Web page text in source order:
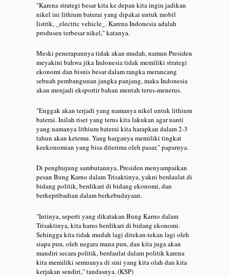
"Karena strategi besar kita ke depan kita ingin jadikan
nikel ini lithium baterai yang dipakai untuk mobil
listrik, _electric vehicle_. Karena Indonesia adalah
produsen terbesar nikel," katanya.
Meski penerapannya tidak akan mudah, namun Presiden
meyakini bahwa jika Indonesia tidak memiliki strategi
ekonomi dan bisnis besar dalam rangka merancang
sebuah pembangunan jangka panjang, maka Indonesia
akan menjadi eksportir bahan mentah terus-menerus.
"Enggak akan terjadi yang namanya nikel untuk lithium
baterai. Inilah riset yang terus kita lakukan agar nanti
yang namanya lithium baterai kita harapkan dalam 2-3
tahun akan ketemu. Yang harganya memiliki tingkat
keekonomian yang bisa diterima oleh pasar," paparnya.
Di penghujung sambutannya, Presiden menyampaikan
pesan Bung Karno dalam Trisaktinya, yakni berdaulat di
bidang politik, berdikari di bidang ekonomi, dan
berkepribadian dalam berkebudayaan.
"Intinya, seperti yang dikatakan Bung Karno dalam
Trisaktinya, kita harus berdikari di bidang ekonomi.
Sehingga kita tidak mudah lagi ditekan-tekan lagi oleh
siapa pun, oleh negara mana pun, dan kita juga akan
mandiri secara politik, berdaulat dalam politik karena
kita memiliki semuanya di sini yang kita olah dan kita
kerjakan sendiri," tandasnya. (KSP)